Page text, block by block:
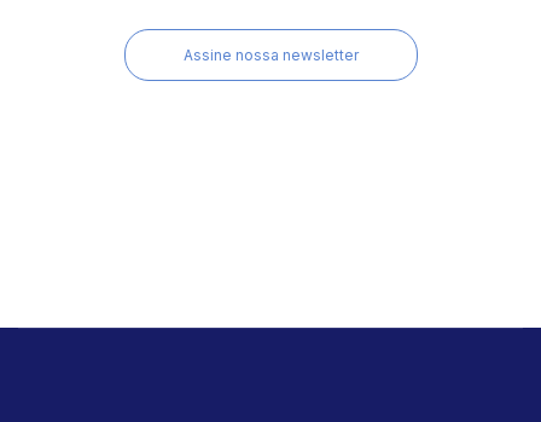
Assine nossa newsletter